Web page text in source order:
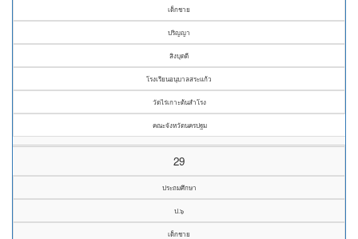
เด็กชาย
ปริญญา
สิงบุดดี
โรงเรียนอนุบาลสระแก้ว
วัดไร่เกาะต้นสำโรง
คณะจังหวัดนครปฐม
29
ประถมศึกษา
ป.๖
เด็กชาย